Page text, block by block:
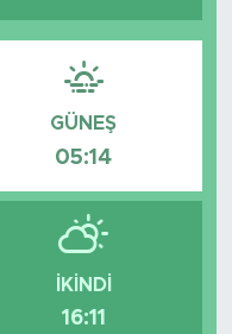
GÜNEŞ
05:14
İKINDI
16:11